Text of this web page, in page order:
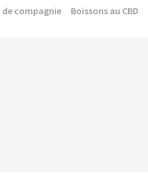
de compagnie Boissons au CBD